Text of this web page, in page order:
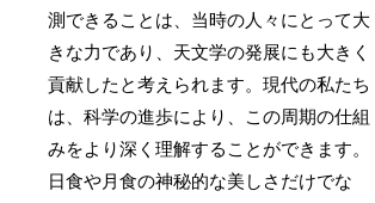
測できることは、当時の人々にとって大
きな力であり、天文学の発展にも大きく
貢献したと考えられます。現代の私たち
は、科学の進歩により、この周期の仕組
みをより深く理解することができます。
日食や月食の神秘的な美しさだけでな